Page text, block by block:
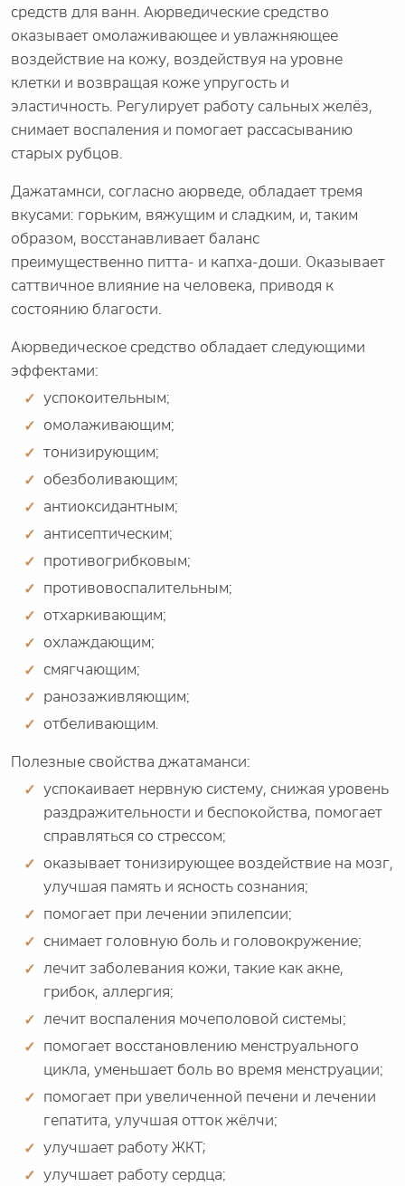
средств для ванн. Аюрведические средство
оказывает омолаживающее и увлажняющее
воздействие на кожу, воздействуя на уровне
клетки и возвращая коже упругость и
эластичность. Регулирует работу сальных желёз,
снимает воспаления и помогает рассасыванию
старых рубцов.
Дажатамнси, согласно аюрведе, обладает тремя
вкусами: горьким, вяжущим и сладким, и, таким
образом, восстанавливает баланс
преимущественно питта- и капха-доши. Оказывает
саттвичное влияние на человека, приводя к
состоянию благости.
Аюрведическое средство обладает следующими
эффектами:
успокоительным;
омолаживающим;
тонизирующим;
обезболивающим;
антиоксидантным;
антисептическим;
противогрибковым;
противовоспалительным;
отхаркивающим;
охлаждающим;
смягчающим;
ранозаживляющим;
отбеливающим.
Полезные свойства джатаманси:
успокаивает нервную систему, снижая уровень
раздражительности и беспокойства, помогает
справляться со стрессом;
оказывает тонизирующее воздействие на мозг,
улучшая память и ясность сознания;
помогает при лечении эпилепсии;
снимает головную боль и головокружение;
лечит заболевания кожи, такие как акне,
грибок, аллергия;
лечит воспаления мочеполовой системы;
помогает восстановлению менструального
цикла, уменьшает боль во время менструации;
помогает при увеличенной печени и лечении
гепатита, улучшая отток жёлчи;
улучшает работу ЖКТ;
улучшает работу сердца;